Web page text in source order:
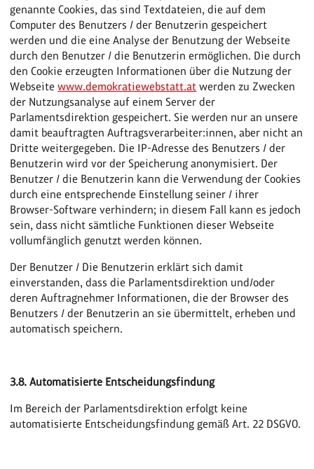
genannte Cookies, das sind Textdateien, die auf dem
Computer des Benutzers / der Benutzerin gespeichert
werden und die eine Analyse der Benutzung der Webseite
durch den Benutzer / die Benutzerin ermöglichen. Die durch
den Cookie erzeugten Informationen über die Nutzung der
Webseitewww.demokratiewebstatt.at werden zu Zwecken
der Nutzungsanalyse auf einem Server der
Parlamentsdirektion gespeichert. Sie werden nur an unsere
damit beauftragten Auftragsverarbeiter:innen, aber nicht an
Dritte weitergegeben. Die IP-Adresse des Benutzers / der
Benutzerin wird vor der Speicherung anonymisiert. Der
Benutzer / die Benutzerin kann die Verwendung der Cookies
durch eine entsprechende Einstellung seiner / ihrer
Browser-Software verhindern; in diesem Fall kann es jedoch
sein, dass nicht sämtliche Funktionen dieser Webseite
vollumfänglich genutzt werden können.
Der Benutzer / Die Benutzerin erklärt sich damit
einverstanden, dass die Parlamentsdirektion und/oder
deren Auftragnehmer Informationen, die der Browser des
Benutzers / der Benutzerin an sie übermittelt, erheben und
automatisch speichern.
3.8. Automatisierte Entscheidungsfindung
Im Bereich der Parlamentsdirektion erfolgt keine
automatisierte Entscheidungsfindung gemäß Art. 22 DSGVO.